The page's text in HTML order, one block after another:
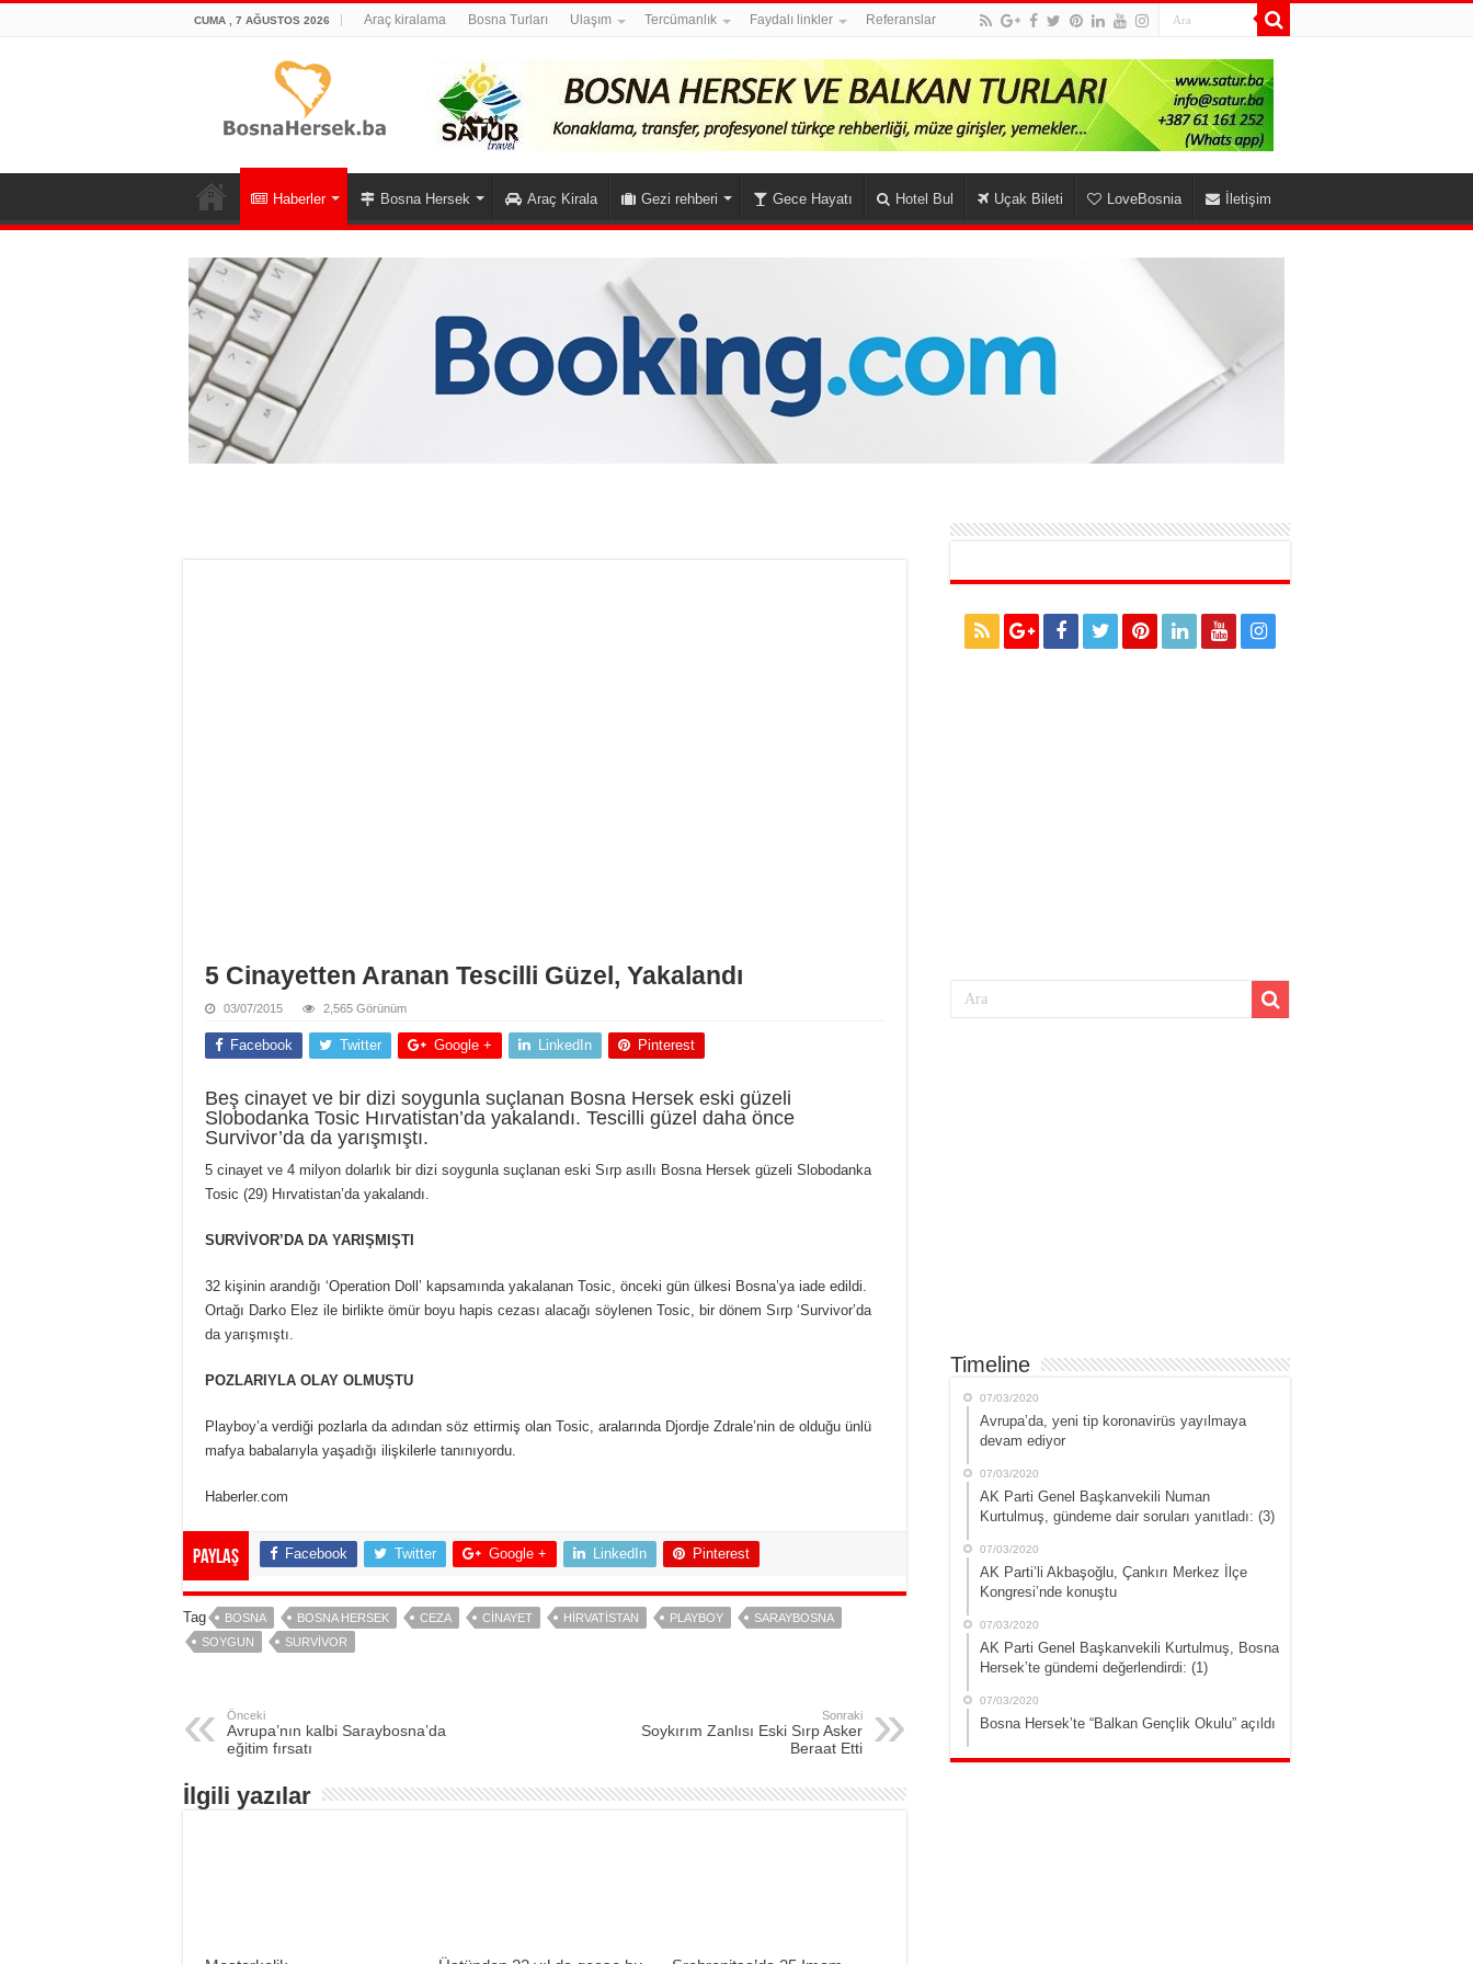
CUMA , 7 AĞUSTOS 2026 Araç kiralama Bosna Turları Ulaşım Tercümanlık Faydalı linkler Referanslar
Haberler Bosna Hersek Araç Kirala Gezi rehberi Gece Hayatı Hotel Bul Uçak Bileti LoveBosnia İletişim
5 Cinayetten Aranan Tescilli Güzel, Yakalandı
03/07/2015 2,565 Görünüm
Facebook Twitter Google + LinkedIn Pinterest
Beş cinayet ve bir dizi soygunla suçlanan Bosna Hersek eski güzeli
Slobodanka Tosic Hırvatistan’da yakalandı. Tescilli güzel daha önce
Survivor’da da yarışmıştı.
5 cinayet ve 4 milyon dolarlık bir dizi soygunla suçlanan eski Sırp asıllı Bosna Hersek güzeli Slobodanka
Tosic (29) Hırvatistan’da yakalandı.
SURVİVOR’DA DA YARIŞMIŞTI
32 kişinin arandığı ‘Operation Doll’ kapsamında yakalanan Tosic, önceki gün ülkesi Bosna’ya iade edildi.
Ortağı Darko Elez ile birlikte ömür boyu hapis cezası alacağı söylenen Tosic, bir dönem Sırp ‘Survivor’da
da yarışmıştı.
POZLARIYLA OLAY OLMUŞTU
Playboy’a verdiği pozlarla da adından söz ettirmiş olan Tosic, aralarında Djordje Zdrale’nin de olduğu ünlü
mafya babalarıyla yaşadığı ilişkilerle tanınıyordu.
Haberler.com
Paylaş Facebook Twitter Google + LinkedIn Pinterest
Tag BOSNA BOSNA HERSEK CEZA CINAYET HIRVATISTAN PLAYBOY
SARAYBOSNA
SOYGUN
SURVIVOR
Önceki
Avrupa’nın kalbi Saraybosna’da
eğitim fırsatı
Sonraki
Soykırım Zanlısı Eski Sırp Asker
Beraat Etti
İlgili yazılar
Timeline
07/03/2020
Avrupa’da, yeni tip koronavirüs yayılmaya
devam ediyor
07/03/2020
AK Parti Genel Başkanvekili Numan
Kurtulmuş, gündeme dair soruları yanıtladı: (3)
07/03/2020
AK Parti’li Akbaşoğlu, Çankırı Merkez İlçe
Kongresi’nde konuştu
07/03/2020
AK Parti Genel Başkanvekili Kurtulmuş, Bosna
Hersek’te gündemi değerlendirdi: (1)
07/03/2020
Bosna Hersek’te “Balkan Gençlik Okulu” açıldı